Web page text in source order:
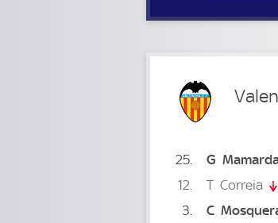
25 G
12 T Correia
3 C